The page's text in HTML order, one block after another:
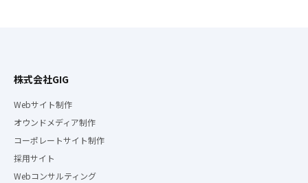
株式会社GIG
Webサイト制作
オウンドメディア制作
コーポレートサイト制作
採用サイト
Webコンサルティング